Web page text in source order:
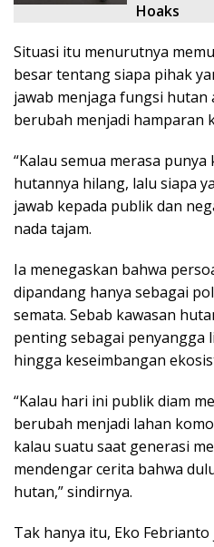
Hoaks
Situasi itu menurutnya
besar tentang siapa pihak
jawab menjaga fungsi
berubah menjadi hamparan
“Kalau semua merasa
hutannya hilang, lalu siapa
jawab kepada publik dan
nada tajam.
Ia menegaskan bahwa
dipandang hanya sebagai
semata. Sebab kawasan
penting sebagai penyangga
hingga keseimbangan
“Kalau hari ini publik diam
berubah menjadi lahan
kalau suatu saat generasi
mendengar cerita bahwa
hutan,” sindirnya.
Tak hanya itu, Eko